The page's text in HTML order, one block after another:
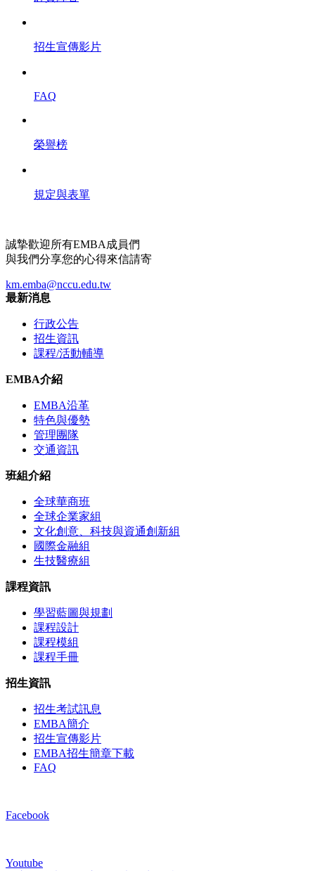
招生宣傳影片
FAQ
榮譽榜
規定與表單
誠摯歡迎所有EMBA成員們
與我們分享您的心得來信請寄
km.emba@nccu.edu.tw
最新消息
行政公告
招生資訊
課程/活動輔導
EMBA介紹
EMBA沿革
特色與優勢
管理團隊
交通資訊
班組介紹
全球華商班
全球企業家組
文化創意、科技與資通創新組
國際金融組
生技醫療組
課程資訊
學習藍圖與規劃
課程設計
課程模組
課程手冊
招生資訊
招生考試訊息
EMBA簡介
招生宣傳影片
EMBA招生簡章下載
FAQ
Facebook
Youtube